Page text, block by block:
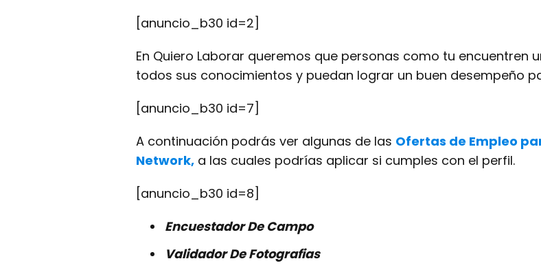
[anuncio_b30 id=2]
En Quiero Laborar queremos que personas como tu encuentren
todos sus conocimientos y puedan lograr un buen desempeño
[anuncio_b30 id=7]
A continuación podrás ver algunas de las Ofertas de Empleo
Network, a las cuales podrías aplicar si cumples con el perfil.
[anuncio_b30 id=8]
Encuestador De Campo
Validador De Fotografias